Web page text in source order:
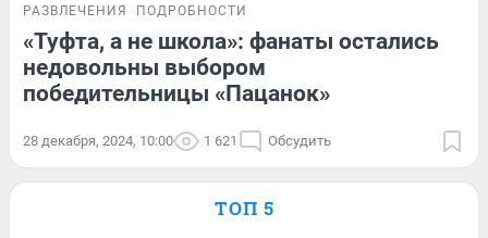
РАЗВЛЕЧЕНИЯ ПОДРОБНОСТИ
«Туфта, а не школа»: фанаты остались
недовольны выбором
победительницы «Пацанок»
28 декабря, 2024, 10:00 1 621 Обсудить
ТОП 5